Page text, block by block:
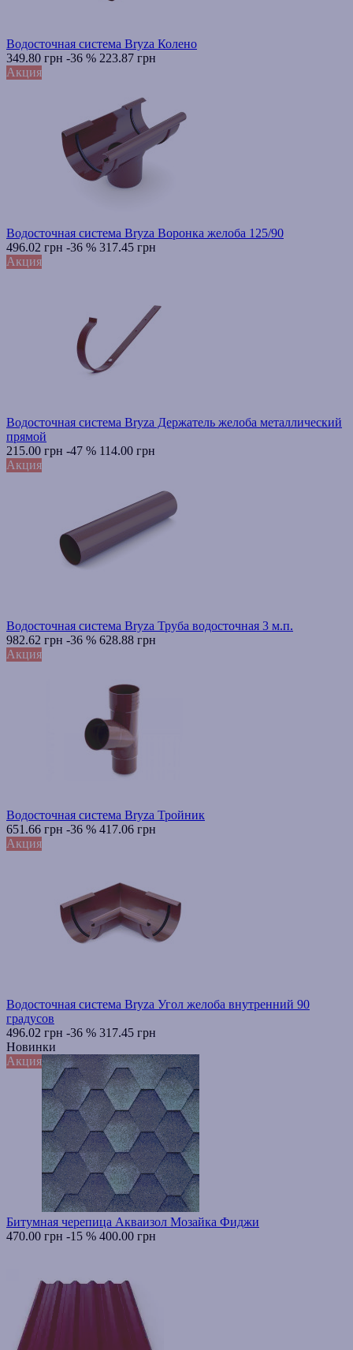
Водосточная система Bryza Колено
349.80 грн -36 % 223.87 грн
Акция
Водосточная система Bryza Воронка желоба 125/90
496.02 грн -36 % 317.45 грн
Акция
Водосточная система Bryza Держатель желоба металлический
прямой
215.00 грн -47 % 114.00 грн
Акция
Водосточная система Bryza Труба водосточная 3 м.п.
982.62 грн -36 % 628.88 грн
Акция
Водосточная система Bryza Тройник
651.66 грн -36 % 417.06 грн
Акция
Водосточная система Bryza Угол желоба внутренний 90
градусов
496.02 грн -36 % 317.45 грн
Новинки
Акция
Битумная черепица Акваизол Мозайка Фиджи
470.00 грн -15 % 400.00 грн